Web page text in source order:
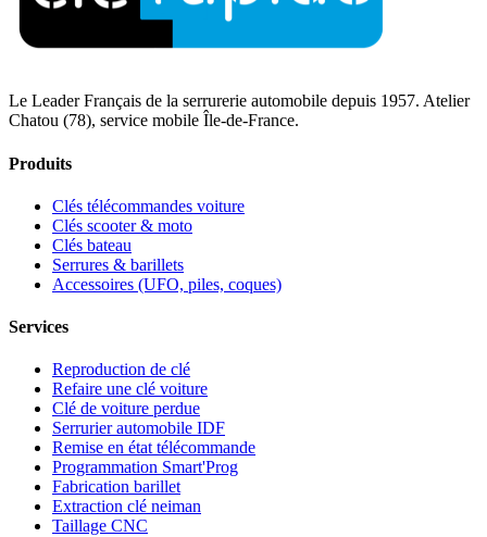
Le Leader Français de la serrurerie automobile depuis 1957. Atelier
Chatou (78), service mobile Île-de-France.
Produits
Clés télécommandes voiture
Clés scooter & moto
Clés bateau
Serrures & barillets
Accessoires (UFO, piles, coques)
Services
Reproduction de clé
Refaire une clé voiture
Clé de voiture perdue
Serrurier automobile IDF
Remise en état télécommande
Programmation Smart'Prog
Fabrication barillet
Extraction clé neiman
Taillage CNC